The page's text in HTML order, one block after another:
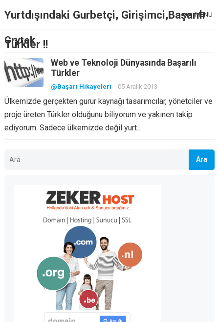
Yurtdışındaki Gurbetçi, Girişimci,Başarılı
Türkler !!
MENU
Crytek
Web ve Teknoloji Dünyasında Başarılı
Türkler
@Başarı Hikayeleri 05 Aralık 2013
Ülkemizde gerçekten gurur kaynağı tasarımcılar, yönetciler ve
proje üreten Türkler olduğunu biliyorum ve yakınen takip
ediyorum. Sadece ülkemizde değil yurt…